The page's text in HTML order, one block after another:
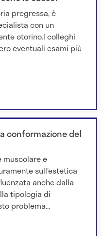
pregressa, è
con un
otorino.I colleghi
eventuali esami più
conformazione del
muscolare e
sull’estetica
anche dalla
tipologia di
problema...